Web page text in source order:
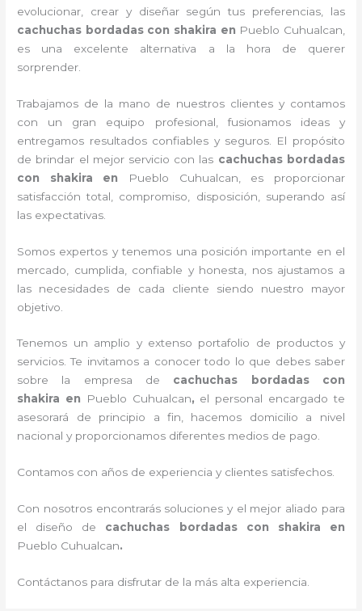
evolucionar, crear y diseñar según tus preferencias, las
cachuchas bordadas con shakira en Pueblo Cuhualcan,
es una excelente alternativa a la hora de querer
sorprender.
Trabajamos de la mano de nuestros clientes y contamos
con un gran equipo profesional, fusionamos ideas y
entregamos resultados confiables y seguros. El propósito
de brindar el mejor servicio con las cachuchas bordadas
con shakira en
Pueblo Cuhualcan, es proporcionar
satisfacción total, compromiso, disposición, superando así
las expectativas.
Somos expertos y tenemos una posición importante en el
mercado, cumplida, confiable y honesta, nos ajustamos a
las necesidades de cada cliente siendo nuestro mayor
objetivo.
Tenemos un amplio y extenso portafolio de productos y
servicios. Te invitamos a conocer todo lo que debes saber
sobre la empresa de cachuchas bordadas con
shakira en Pueblo Cuhualcan, el personal encargado te
asesorará de principio a fin, hacemos domicilio a nivel
nacional y proporcionamos diferentes medios de pago.
Contamos con años de experiencia y clientes satisfechos.
Con nosotros encontrarás soluciones y el mejor aliado para
el diseño de cachuchas bordadas con shakira en
Pueblo Cuhualcan.
Contáctanos para disfrutar de la más alta experiencia.